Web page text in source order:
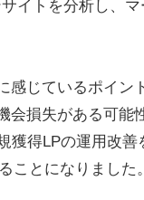
イトを分析し、
じているポイン
損失がある可能
獲得LPの運用改
ことになりました。